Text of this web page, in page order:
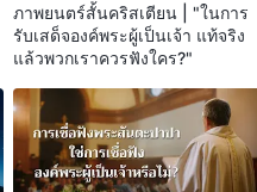
ภาพยนตร์สั้นคริสเตียน | "ในการ
รับเสด็จองค์พระผู้เป็นเจ้า แท้จริง
แล้วพวกเราควรฟังใคร?"